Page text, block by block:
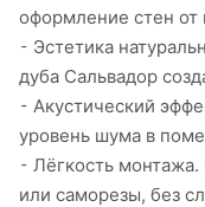
оформление стен от
⁃ Эстетика
дуба Сальвадор
⁃ Акустический
уровень шума в
⁃ Лёгкость
или саморезы, без